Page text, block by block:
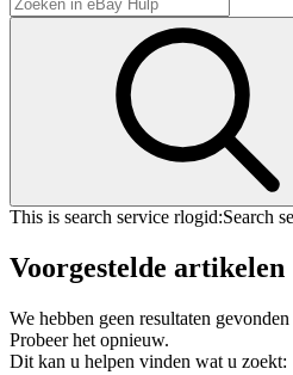
This is search service rlogid:Search
Voorgestelde artikelen
We hebben geen resultaten
Probeer het opnieuw.
Dit kan u helpen vinden wat u zoekt: